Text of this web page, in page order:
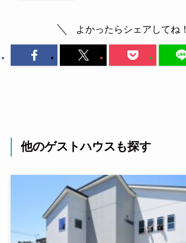
よかったらシェアしてね！
他のゲストハウスも探す